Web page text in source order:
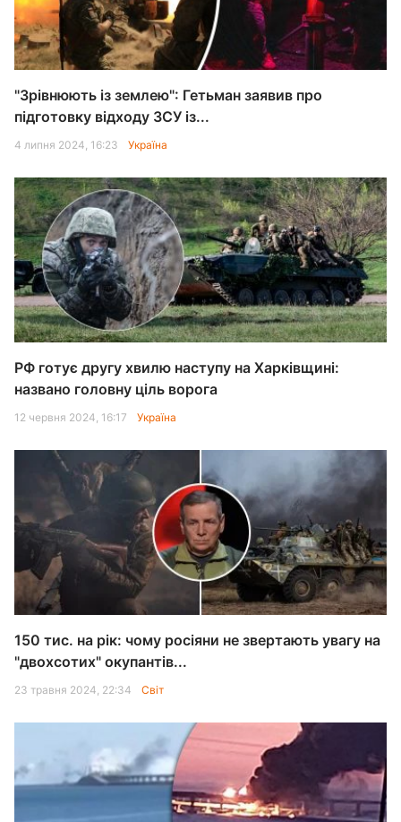
"Зрівнюють із землею": Гетьман заявив про
підготовку відходу ЗСУ із...
4 липня 2024, 16:23 Україна
РФ готує другу хвилю наступу на Харківщині:
названо головну ціль ворога
12 червня 2024, 16:17 Україна
150 тис. на рік: чому росіяни не звертають увагу на
"двохсотих" окупантів...
23 травня 2024, 22:34 Світ